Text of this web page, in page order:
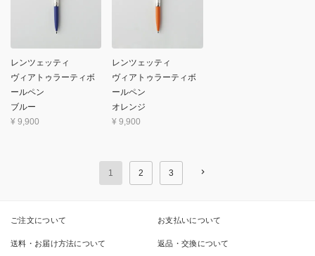
レンツェッティ
ヴィアトゥラーティボ
ールペン
ブルー
¥ 9,900
レンツェッティ
ヴィアトゥラーティボ
ールペン
オレンジ
¥ 9,900
1 2 3
ご注文について お支払いについて
送料・お届け方法について 返品・交換について